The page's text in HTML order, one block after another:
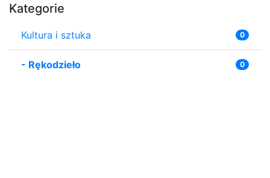
Kategorie
Kultura i sztuka 0
- Rękodzieło 0